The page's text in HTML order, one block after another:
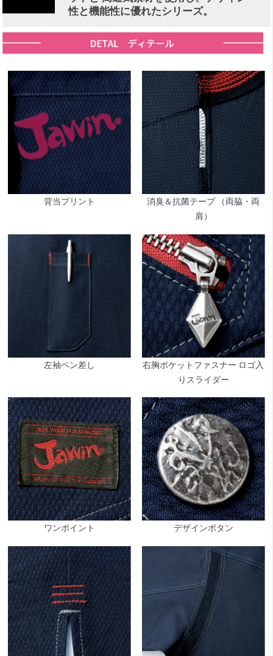
性と機能性に優れたシリーズ。
背当プリント
消臭＆抗菌テープ （両脇・両
肩）
左袖ペン差し
右胸ポケットファスナー ロゴ入
りスライダー
ワンポイント デザインボタン